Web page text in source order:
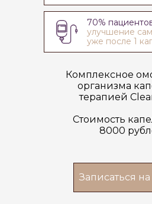
Комплексное
организма
терапией
Стоимость
8000
Записаться
70%
улучшение
уже после 1